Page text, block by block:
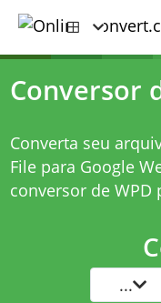
Conversor
Converta seu
File para Google
conversor de WPD
...